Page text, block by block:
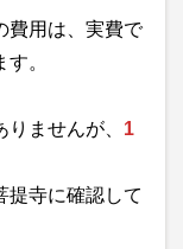
費用は、実費で
。
ませんが、 1
提寺に確認して